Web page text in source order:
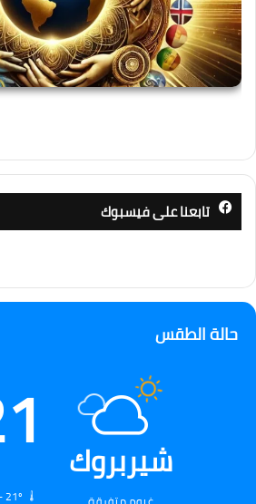
تابعنا على فيسبوك
حالة الطقس
شيربروك